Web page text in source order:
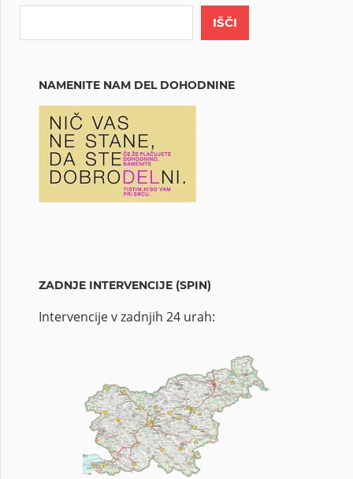
IŠČI
NAMENITE NAM DEL DOHODNINE
ZADNJE INTERVENCIJE (SPIN)
Intervencije v zadnjih 24 urah: